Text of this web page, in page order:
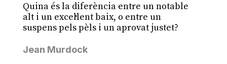
Quina és la diferència entre un notable
alt i un excel·lent baix, o entre un
suspens pels pèls i un aprovat justet?
Jean Murdock